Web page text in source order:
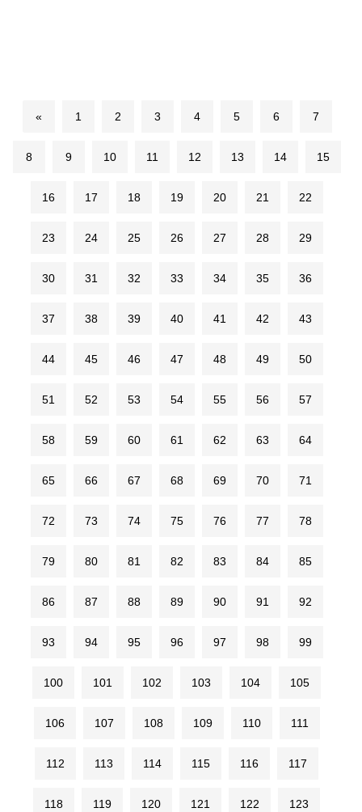
« 1 2 3 4 5 6 7
8 9 10 11 12 13 14 15
16 17 18 19 20 21 22
23 24 25 26 27 28 29
30 31 32 33 34 35 36
37 38 39 40 41 42 43
44 45 46 47 48 49 50
51 52 53 54 55 56 57
58 59 60 61 62 63 64
65 66 67 68 69 70 71
72 73 74 75 76 77 78
79 80 81 82 83 84 85
86 87 88 89 90 91 92
93 94 95 96 97 98 99
100 101 102 103 104 105
106 107 108 109 110 111
112 113 114 115 116 117
118 119 120 121 122 123